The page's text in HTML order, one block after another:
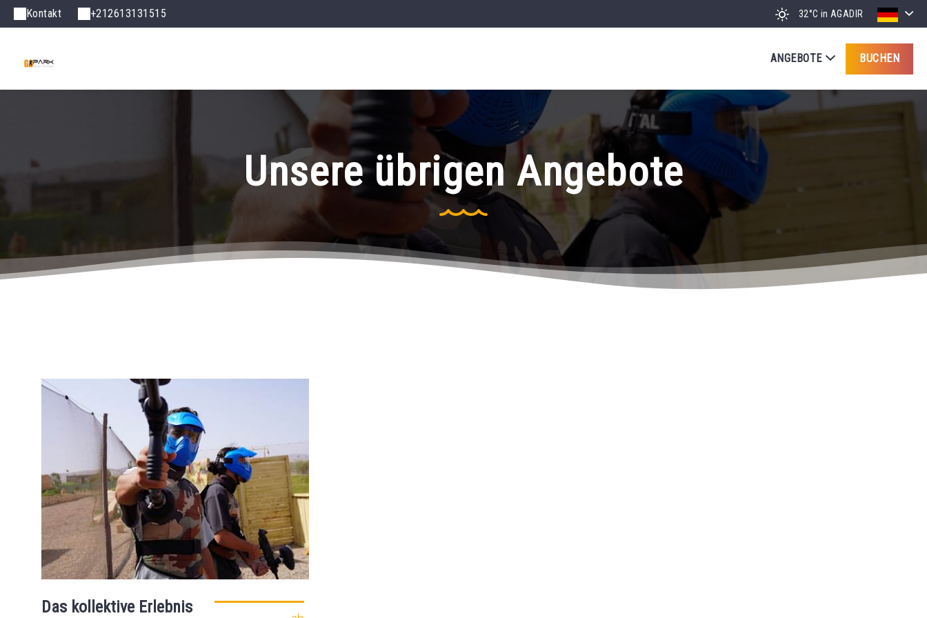
Kontakt +212613131515 32°C in AGADIR
ANGEBOTE BUCHEN
Unsere übrigen Angebote
Das kollektive Erlebnis